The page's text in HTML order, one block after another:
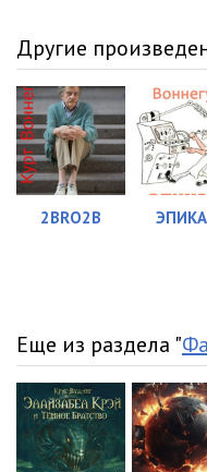
020
021
022
023
027
028
029
Другие
2BRO2B
Еще из раздела "